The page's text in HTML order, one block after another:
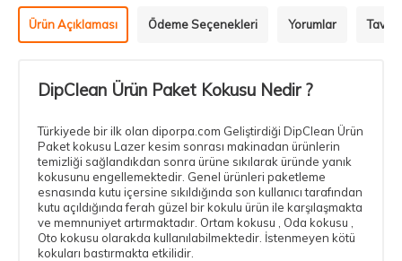
Ürün Açıklaması Ödeme Seçenekleri Yorumlar
DipClean Ürün Paket Kokusu Nedir ?
Türkiyede bir ilk olan diporpa.com Geliştirdiği DipClean Ürün
Paket kokusu Lazer kesim sonrası makinadan ürünlerin
temizliği sağlandıkdan sonra ürüne sıkılarak üründe yanık
kokusunu engellemektedir. Genel ürünleri paketleme
esnasında kutu içersine sıkıldığında son kullanıcı tarafından
kutu açıldığında ferah güzel bir kokulu ürün ile karşılaşmakta
ve memnuniyet artırmaktadır. Ortam kokusu , Oda kokusu ,
Oto kokusu olarakda kullanılabilmektedir. İstenmeyen kötü
kokuları bastırmakta etkilidir.